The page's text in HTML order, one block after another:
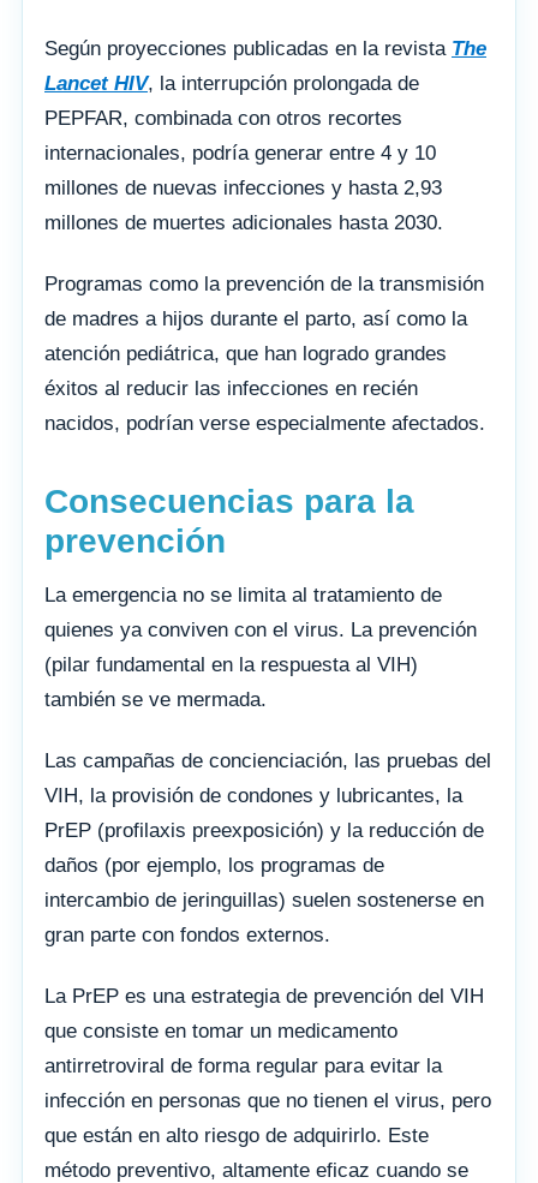
Según proyecciones publicadas en la revista The
Lancet HIV, la interrupción prolongada de
PEPFAR, combinada con otros recortes
internacionales, podría generar entre 4 y 10
millones de nuevas infecciones y hasta 2,93
millones de muertes adicionales hasta 2030.
Programas como la prevención de la transmisión
de madres a hijos durante el parto, así como la
atención pediátrica, que han logrado grandes
éxitos al reducir las infecciones en recién
nacidos, podrían verse especialmente afectados.
Consecuencias para la
prevención
La emergencia no se limita al tratamiento de
quienes ya conviven con el virus. La prevención
(pilar fundamental en la respuesta al VIH)
también se ve mermada.
Las campañas de concienciación, las pruebas del
VIH, la provisión de condones y lubricantes, la
PrEP (profilaxis preexposición) y la reducción de
daños (por ejemplo, los programas de
intercambio de jeringuillas) suelen sostenerse en
gran parte con fondos externos.
La PrEP es una estrategia de prevención del VIH
que consiste en tomar un medicamento
antirretroviral de forma regular para evitar la
infección en personas que no tienen el virus, pero
que están en alto riesgo de adquirirlo. Este
método preventivo, altamente eficaz cuando se